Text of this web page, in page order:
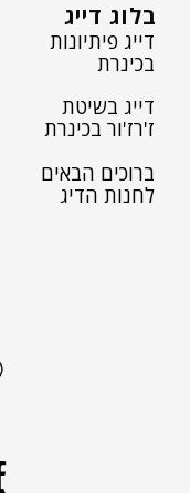
בלוג דייג
דייג פיתיונות
בכינרת
דייג בשיטת
ז'רז'ור בכינרת
ברוכים הבאים
לחנות הדיג